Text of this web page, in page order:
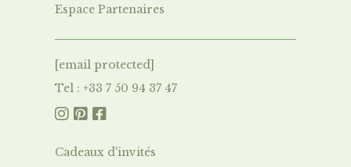
Espace Partenaires
[email protected]
Tel : +33 7 50 94 37 47
  
Cadeaux d'invités